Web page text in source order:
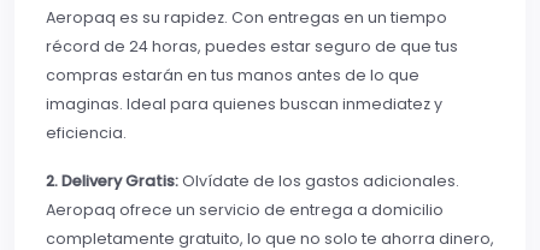
Aeropaq es su rapidez. Con entregas en un tiempo
récord de 24 horas, puedes estar seguro de que tus
compras estarán en tus manos antes de lo que
imaginas. Ideal para quienes buscan inmediatez y
eficiencia.
2. Delivery Gratis:Olvídate de los gastos adicionales.
Aeropaq ofrece un servicio de entrega a domicilio
completamente gratuito, lo que no solo te ahorra dinero,